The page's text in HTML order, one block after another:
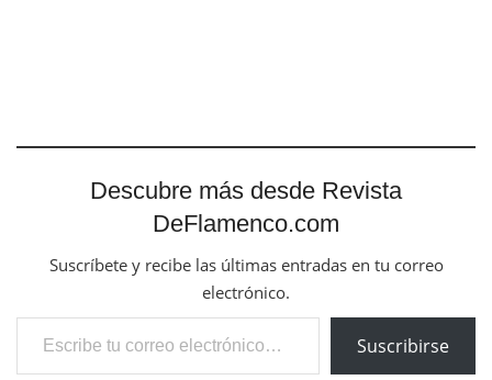
Descubre más desde Revista
DeFlamenco.com
Suscríbete y recibe las últimas entradas en tu correo
electrónico.
Escribe tu correo electrónico…
Suscribirse